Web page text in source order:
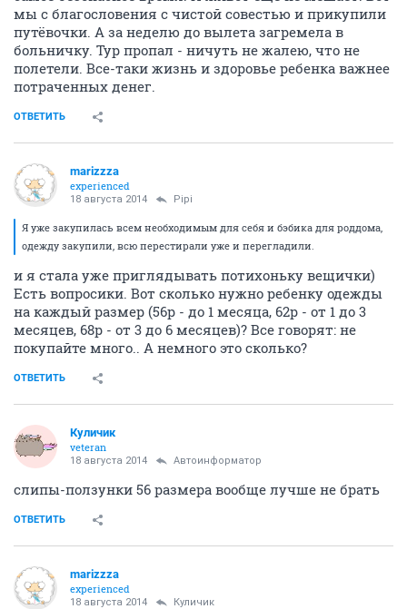
мы с благословения с чистой совестью и прикупили
путёвочки. А за неделю до вылета загремела в
больничку. Тур пропал - ничуть не жалею, что не
полетели. Все-таки жизнь и здоровье ребенка важнее
потраченных денег.
ОТВЕТИТЬ
marizzza
experienced
18 августа 2014 Pipi
Я уже закупилась всем необходимым для себя и бэбика для роддома,
одежду закупили, всю перестирали уже и перегладили.
и я стала уже приглядывать потихоньку вещички)
Есть вопросики. Вот сколько нужно ребенку одежды
на каждый размер (56р - до 1 месяца, 62р - от 1 до 3
месяцев, 68р - от 3 до 6 месяцев)? Все говорят: не
покупайте много.. А немного это сколько?
ОТВЕТИТЬ
Куличик
veteran
18 августа 2014 Автоинформатор
слипы-ползунки 56 размера вообще лучше не брать
ОТВЕТИТЬ
marizzza
experienced
18 августа 2014 Куличик